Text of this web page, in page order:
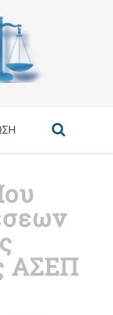
ΑΣΕΠ